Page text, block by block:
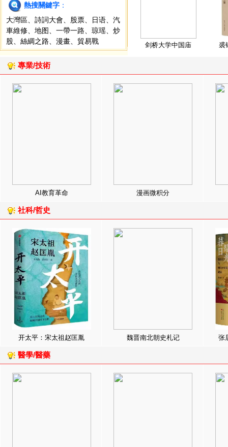
熱搜關鍵字 ：
大灣區
詩詞大會 股票 日语
汽
車維修
地图 一帶一路 琼瑶
炒
股
絲綢之路 漫畫 貿易戰 剑桥大学中国庙 裘
專業/技術
AI教育革命 漫画微积分
社科/哲史
开太平：宋太祖赵匡胤 魏晋南北朝史札记 张
醫學/醫藥